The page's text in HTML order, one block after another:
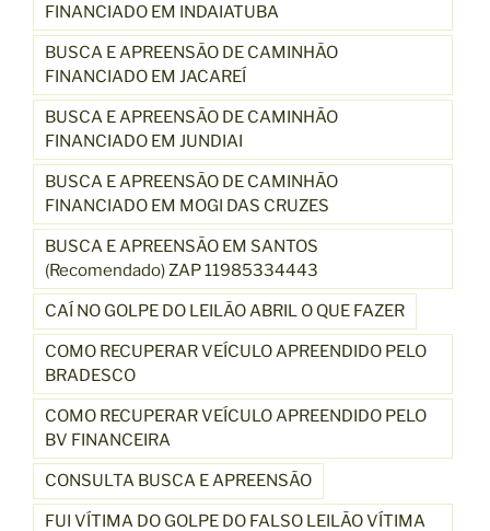
FINANCIADO EM INDAIATUBA
BUSCA E APREENSÃO DE CAMINHÃO
FINANCIADO EM JACAREÍ
BUSCA E APREENSÃO DE CAMINHÃO
FINANCIADO EM JUNDIAI
BUSCA E APREENSÃO DE CAMINHÃO
FINANCIADO EM MOGI DAS CRUZES
BUSCA E APREENSÃO EM SANTOS
(Recomendado) ZAP 11985334443
CAÍ NO GOLPE DO LEILÃO ABRIL O QUE FAZER
COMO RECUPERAR VEÍCULO APREENDIDO PELO
BRADESCO
COMO RECUPERAR VEÍCULO APREENDIDO PELO
BV FINANCEIRA
CONSULTA BUSCA E APREENSÃO
FUI VÍTIMA DO GOLPE DO FALSO LEILÃO VÍTIMA